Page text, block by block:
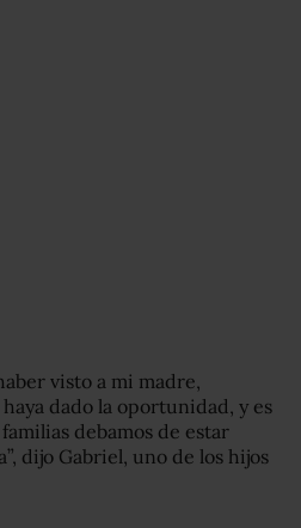
visto a mi madre,
dado la oportunidad, y es
debamos de estar
dijo Gabriel, uno de los hijos